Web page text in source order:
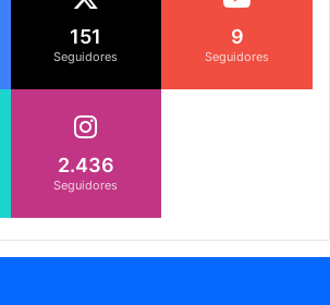
151
Seguidores
9
Seguidores
2.436
Seguidores